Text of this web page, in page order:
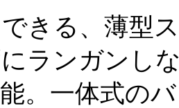
きる、薄型
ランガンし
。一体式の